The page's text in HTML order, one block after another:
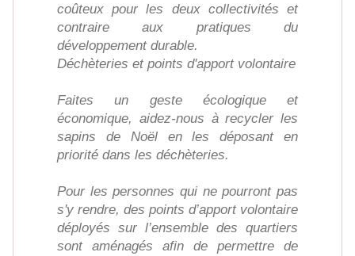
coûteux pour les deux collectivités et
contraire aux pratiques du
développement durable.
Déchèteries et points d'apport volontaire
Faites un geste écologique et
économique, aidez-nous à recycler les
sapins de Noël en les déposant en
priorité dans les déchèteries.
Pour les personnes qui ne pourront pas
s'y rendre, des points d’apport volontaire
déployés sur l’ensemble des quartiers
sont aménagés afin de permettre de